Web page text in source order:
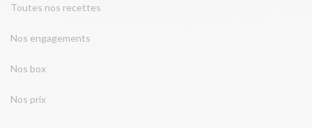
Toutes nos recettes
Nos engagements
Nos box
Nos prix